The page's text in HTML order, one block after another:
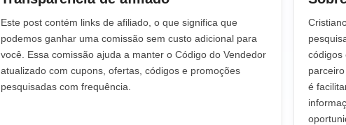
Este post contém links de afiliado, o que significa que
podemos ganhar uma comissão sem custo adicional para
você. Essa comissão ajuda a manter o Código do Vendedor
atualizado com cupons, ofertas, códigos e promoções
pesquisadas com frequência.
códigos
é